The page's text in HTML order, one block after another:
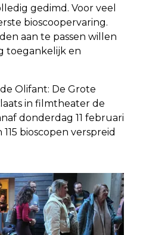
gedimd. Voor veel
bioscoopervaring.
aan te passen willen
toegankelijk en
Olifant: De Grote
in filmtheater de
donderdag 11 februari
bioscopen verspreid